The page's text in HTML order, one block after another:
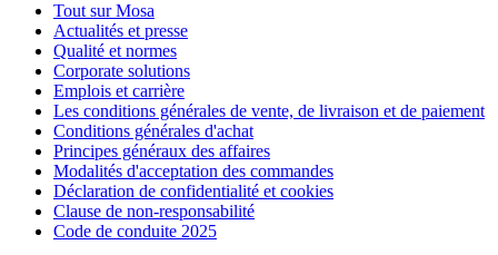
Tout sur Mosa
Actualités et presse
Qualité et normes
Corporate solutions
Emplois et carrière
Les conditions générales de vente, de livraison et de paiement
Conditions générales d'achat
Principes généraux des affaires
Modalités d'acceptation des commandes
Déclaration de confidentialité et cookies
Clause de non-responsabilité
Code de conduite 2025